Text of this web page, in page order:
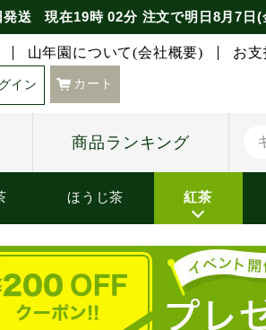
発送 現在19時 02分注文で明日8月7日(
山年園について(会社概要) お
イン カート
商品ランキング
ほうじ茶 紅茶